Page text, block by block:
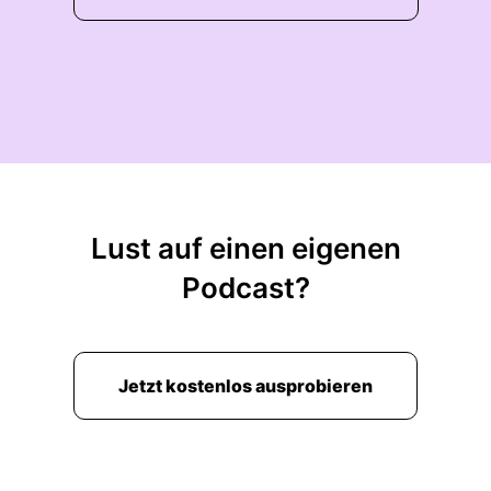
Lust auf einen eigenen
Podcast?
Jetzt kostenlos ausprobieren